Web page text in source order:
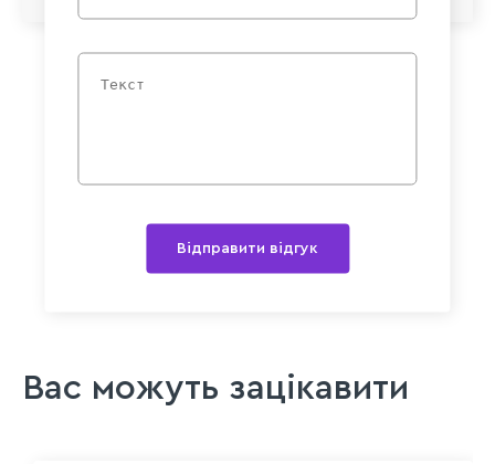
Відправити відгук
Вас можуть зацікавити